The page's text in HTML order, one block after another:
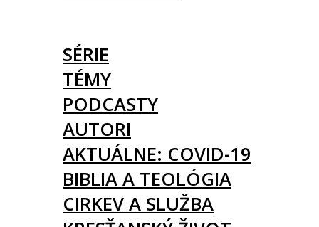
SÉRIE
TÉMY
PODCASTY
AUTORI
AKTUÁLNE: COVID-19
BIBLIA A TEOLÓGIA
CIRKEV A SLUŽBA